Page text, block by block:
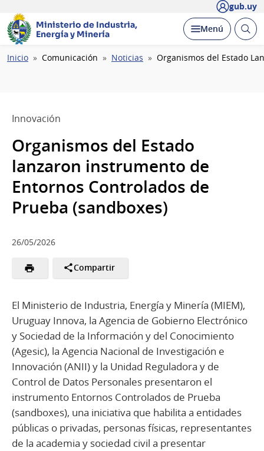
gub.uy
Ministerio de Industria,
Energía y Minería
Desplegar
Menú Abrir
Ruta
Inicio Comunicación Noticias Organismos del Estado
Innovación
Organismos del Estado
lanzaron instrumento de
Entornos Controlados de
Prueba (sandboxes)
26/05/2026
Compartir
El Ministerio de Industria, Energía y Minería (MIEM),
Uruguay Innova, la Agencia de Gobierno Electrónico
y Sociedad de la Información y del Conocimiento
(Agesic), la Agencia Nacional de Investigación e
Innovación (ANII) y la Unidad Reguladora y de
Control de Datos Personales presentaron el
instrumento Entornos Controlados de Prueba
(sandboxes), una iniciativa que habilita a entidades
públicas o privadas, personas físicas, representantes
de la academia y sociedad civil a presentar